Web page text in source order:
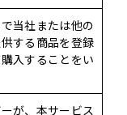
当社または他の
する商品を登録
入することをい
が、本サービス